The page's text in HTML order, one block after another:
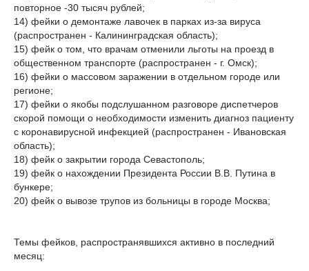
повторное -30 тысяч рублей;
14) фейки о демонтаже лавочек в парках из-за вируса
(распространен - Калининградская область);
15) фейк о том, что врачам отменили льготы на проезд в
общественном транспорте (распространен - г. Омск);
16) фейки о массовом заражении в отдельном городе или
регионе;
17) фейки о якобы подслушанном разговоре диспетчеров
скорой помощи о необходимости изменить диагноз пациенту
с коронавирусной инфекцией (распространен - Ивановская
область);
18) фейк о закрытии города Севастополь;
19) фейк о нахождении Президента России В.В. Путина в
бункере;
20) фейк о вывозе трупов из больницы в городе Москва;
Темы фейков, распространявшихся активно в последний
месяц: